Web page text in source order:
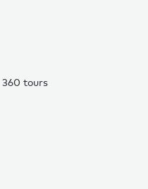
360 tours